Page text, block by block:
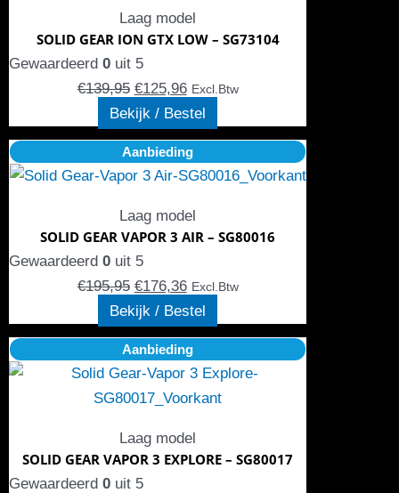
Laag model
SOLID GEAR ION GTX LOW – SG73104
Gewaardeerd 0 uit 5
€139,95 €125,96 Excl.Btw
Bekijk / Bestel
variaties.
kan
gekozen
worden
op
Aanbieding
Laag model
SOLID GEAR VAPOR 3 AIR – SG80016
Gewaardeerd 0 uit 5
€195,95
Oorspronkelijke
prijs
€195,95.
€176,36
Huidige
prijs
€176,36.
Excl.Btw
Bekijk / Bestel
Dit
product
meerdere
optie
kan
gekozen
worden
op
Aanbieding
Laag model
SOLID GEAR VAPOR 3 EXPLORE – SG80017
Gewaardeerd 0 uit 5
Oorspronkelijke
prijs
was:
Huidige
prijs
is:
Dit
product
heeft
variaties.